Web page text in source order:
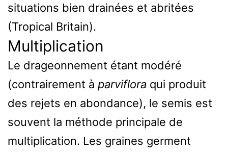
situations bien drainées et abritées
(Tropical Britain).
Multiplication
Le drageonnement étant modéré
(contrairement à parviflora qui produit
des rejets en abondance), le semis est
souvent la méthode principale de
multiplication. Les graines germent